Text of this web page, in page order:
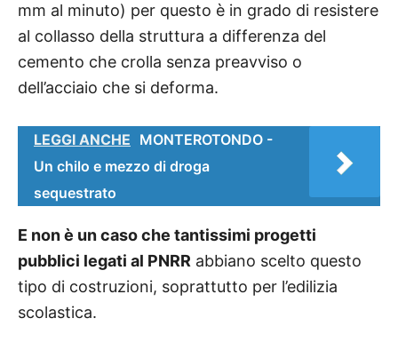
mm al minuto) per questo è in grado di resistere
al collasso della struttura a differenza del
cemento che crolla senza preavviso o
dell’acciaio che si deforma.
LEGGI ANCHE MONTEROTONDO -
Un chilo e mezzo di droga
sequestrato
E non è un caso che tantissimi progetti
pubblici legati al PNRR abbiano scelto questo
tipo di costruzioni, soprattutto per l’edilizia
scolastica.